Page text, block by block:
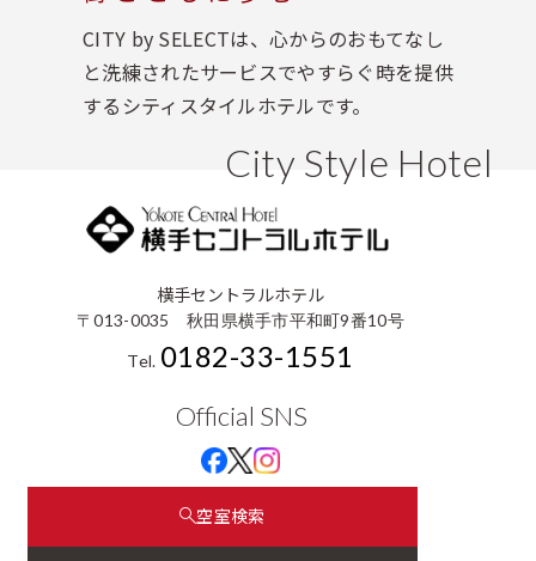
CITY by SELECTは、心からのおもてなし
と洗練されたサービスでやすらぐ時を提供
するシティスタイルホテルです。
City Style Hotel
横手セントラルホテル
〒013-0035 秋田県横手市平和町9番10号
Tel. 0182-33-1551
Official SNS
空室検索